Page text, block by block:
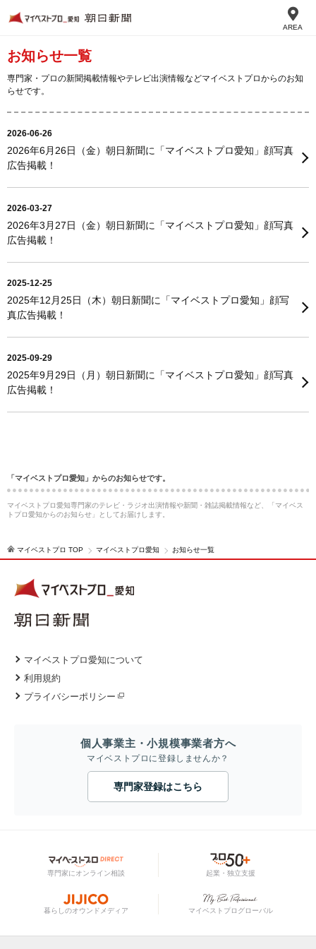
AREA
お知らせ一覧
専門家・プロの新聞掲載情報やテレビ出演情報などマイベストプロからのお知
らせです。
2026-06-26
2026年6月26日（金）朝日新聞に「マイベストプロ愛知」顔写真
広告掲載！
2026-03-27
2026年3月27日（金）朝日新聞に「マイベストプロ愛知」顔写真
広告掲載！
2025-12-25
2025年12月25日（木）朝日新聞に「マイベストプロ愛知」顔写
真広告掲載！
2025-09-29
2025年9月29日（月）朝日新聞に「マイベストプロ愛知」顔写真
広告掲載！
「マイベストプロ愛知」からのお知らせです。
マイベストプロ愛知専門家のテレビ・ラジオ出演情報や新聞・雑誌掲載情報など、「マイベス
トプロ愛知からのお知らせ」としてお届けします。
マイベストプロ TOP マイベストプロ愛知 お知らせ一覧
マイベストプロ愛知について
利用規約
プライバシーポリシー
個人事業主・小規模事業者方へ
マイベストプロに登録しませんか？
専門家登録はこちら
専門家にオンライン相談 起業・独立支援
暮らしのオウンドメディア マイベストプログローバル